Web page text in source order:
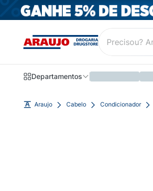
Departamentos
Araujo Cabelo Condicionador